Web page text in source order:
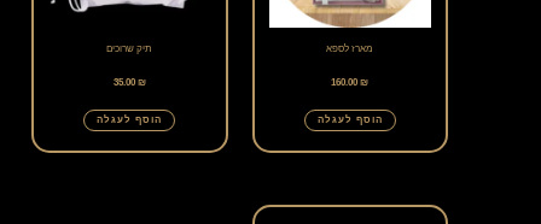
מארז לספא
160.00₪
הוסף לעגלה
תיק שרוכים
35.00 ₪
הוסף לעגלה